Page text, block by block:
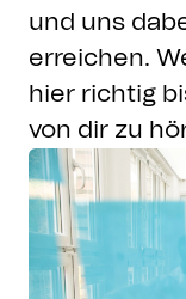
und uns
erreichen.
hier richtig
von dir zu